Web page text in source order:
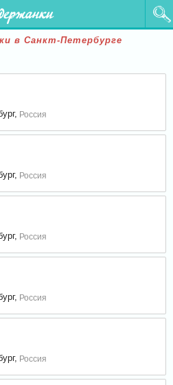
в Санкт-Петербурге
Россия
Россия
Россия
Россия
Россия